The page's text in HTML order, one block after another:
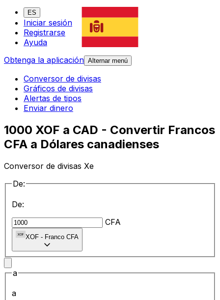
ES
Iniciar sesión
Registrarse
Ayuda
Obtenga la aplicación Alternar menú
Conversor de divisas
Gráficos de divisas
Alertas de tipos
Enviar dinero
1000 XOF a CAD - Convertir Francos
CFA a Dólares canadienses
Conversor de divisas Xe
De:
De:
CFA
XOF - Franco CFA
a
a